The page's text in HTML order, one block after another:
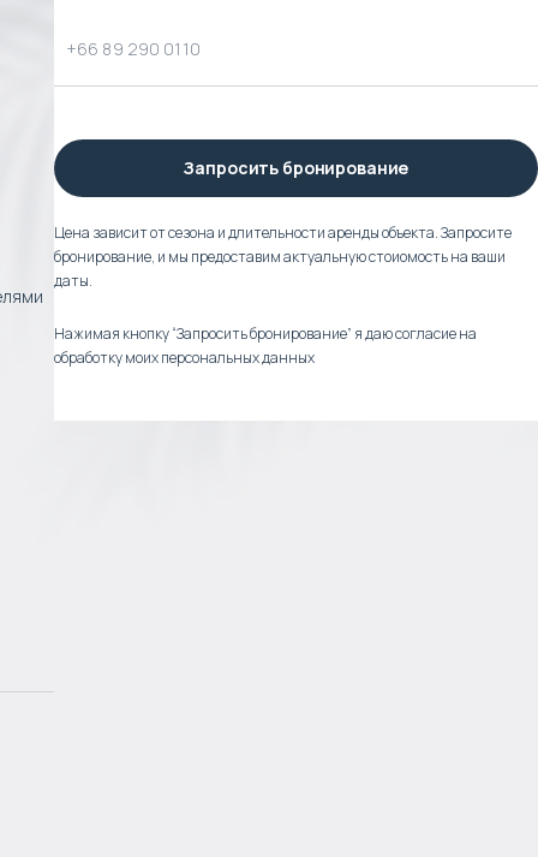
Запросить бронирование
Цена зависит от сезона и длительности аренды объекта. Запросите
бронирование, и мы предоставим актуальную стоиомость на ваши
даты.
Нажимая кнопку “Запросить бронирование” я даю согласие на
обработку моих персональных данных